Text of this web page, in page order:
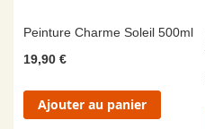
Peinture Charme Soleil 500ml
19,90 €
Ajouter au panier